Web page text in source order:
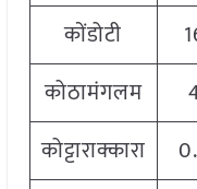
कोंडोटी
कोठामंगलम
कोट्टाराक्कारा